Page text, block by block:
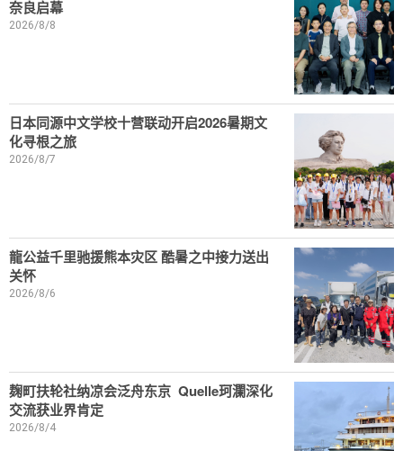
奈良启幕
2026/8/8
日本同源中文学校十营联动开启2026暑期文
化寻根之旅
2026/8/7
龍公益千里驰援熊本灾区 酷暑之中接力送出
关怀
2026/8/6
麹町扶轮社纳凉会泛舟东京 Quelle珂瀾深化
交流获业界肯定
2026/8/4